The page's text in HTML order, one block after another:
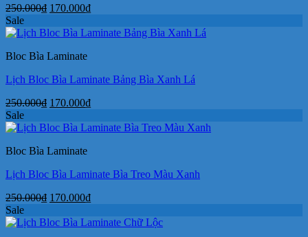
250.000₫ Giá
là:
170.000₫Giá
tại
Sale
Bloc Bìa Laminate
Lịch Bloc Bìa Laminate Bảng Bìa Xanh Lá
250.000₫ Giá
là:
170.000₫Giá
tại
Sale
Bloc Bìa Laminate
Lịch Bloc Bìa Laminate Bìa Treo Màu Xanh
250.000₫ Giá
là:
170.000₫Giá
tại
Sale